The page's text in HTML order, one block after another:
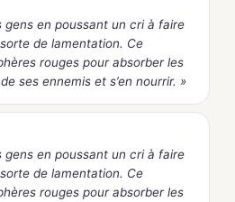
gens en poussant un cri à faire
de lamentation. Ce
rouges pour absorber les
ses ennemis et s’en nourrir. »
gens en poussant un cri à faire
de lamentation. Ce
rouges pour absorber les